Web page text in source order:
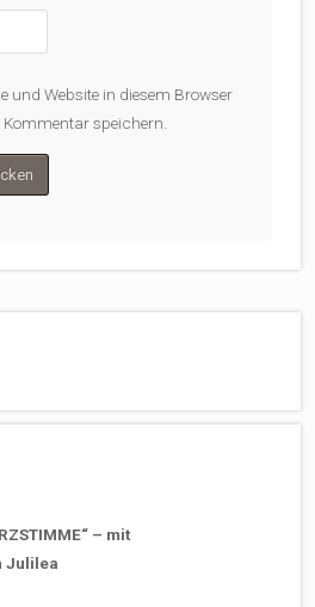
und Website in diesem Browser
speichern.
– mit
Julilea